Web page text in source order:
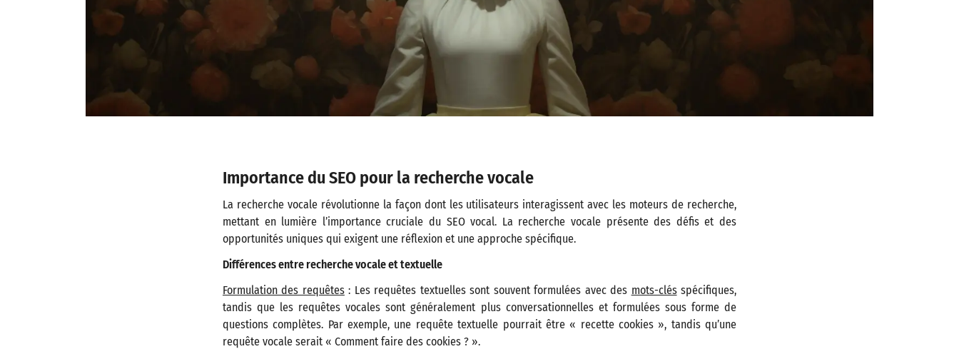
Importance du SEO pour la recherche vocale
La recherche vocale révolutionne la façon dont les utilisateurs interagissent avec les moteurs de recherche,
mettant en lumière l’importance cruciale du SEO vocal. La recherche vocale présente des défis et des
opportunités uniques qui exigent une réflexion et une approche spécifique.
Différences entre recherche vocale et textuelle
Formulation des requêtes: Les requêtes textuelles sont souvent formulées avec des mots-clésspécifiques,
tandis que les requêtes vocales sont généralement plus conversationnelles et formulées sous forme de
questions complètes. Par exemple, une requête textuelle pourrait être « recette cookies », tandis qu’une
requête vocale serait « Comment faire des cookies ? ».